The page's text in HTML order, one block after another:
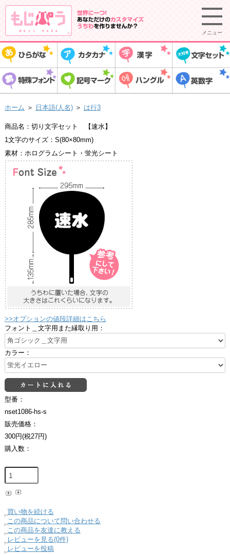
メニュー
ホーム ＞ 日本語(人名) ＞ は行3
商品名：切り文字セット 【速水】
1文字のサイズ：S(80×80mm)
素材：ホログラムシート・蛍光シート
>>オプションの値段詳細はこちら
フォント＿文字用また縁取り用：
カラー：
型番：
nset1086-hs-s
販売価格：
300円(税27円)
購入数：
買い物を続ける
この商品について問い合わせる
この商品を友達に教える
レビューを見る(0件)
レビューを投稿